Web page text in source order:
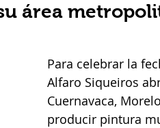
área
Para celebrar la
Alfaro Siqueiros
Cuernavaca,
producir pintura